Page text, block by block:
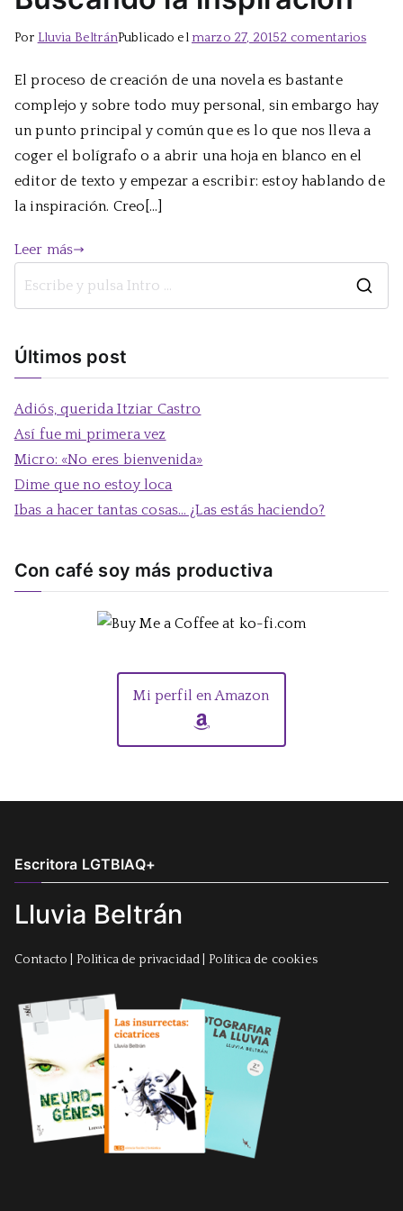
Por Lluvia BeltránPublicado el marzo 27, 20152 comentariosen
El proceso de creación de una novela es bastante
complejo y sobre todo muy personal, sin embargo hay
un punto principal y común que es lo que nos lleva a
coger el bolígrafo o a abrir una hoja en blanco en el
editor de texto y empezar a escribir: estoy hablando de
la inspiración. Creo[…]
Leer más
Últimos post
Adiós, querida Itziar Castro
Así fue mi primera vez
Micro: «No eres bienvenida»
Dime que no estoy loca
Ibas a hacer tantas cosas… ¿Las estás haciendo?
Con café soy más productiva
Mi perfil en Amazon
Escritora LGTBIAQ+
Lluvia Beltrán
Contacto Politica de privacidad Política de cookies